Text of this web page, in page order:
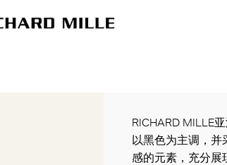
RICHARD MILLE
以黑色为主调，并
感的元素，充分展